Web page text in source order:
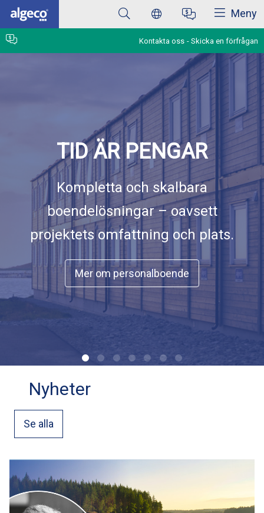
Hoppa
huvudinnehåll
Meny
Kontakta oss Skicka en förfrågan
TID ÄR PENGAR
Kompletta och skalbara
boendelösningar – oavsett
projektets omfattning och plats.
Mer om personalboende
Nyheter
Se alla